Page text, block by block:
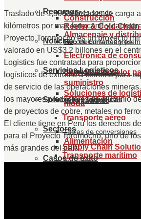
Almacenaje y
Servicios de valor
suministro
Reefer & Cold
Construcción
Electrónica de
Soluciones de
moda
Alimentación
Quiénes somos
Reconocimientos y
Historia
Certificaciones
Recursos
Tipo de contenedores
Marítimos
Aéreos
Tablas de conversiones
Incoterms
Noticias
Servicios Logísticos
Transporte aéreo
Transporte marítimo
Soluciones logísticas
Supply Chain
Sectores
Casos de éxito
Traslado de 1,500 toneladas de carga
kilómetros por mar, ferrocarril y
Proyecto Toromocho es un proyecto
valorado en US$3.2 billones en el
Logistics fue contratada para
logísticos de extremo a extremo para
de servicio de las operaciones
los mayores productores de aluminio
de proyectos de cobre, metales no
El cliente tiene en Perú los derechos
para el Proyecto Toromocho, uno de
más grandes del país.